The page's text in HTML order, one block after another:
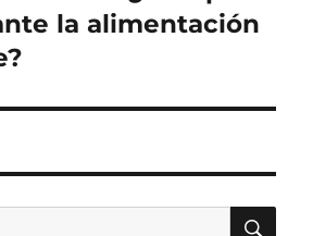
la alimentación